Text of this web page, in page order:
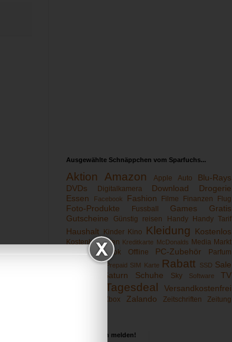
Ausgewählte Schnäppchen vom Sparfuchs...
Aktion Amazon Apple Auto
Blu-Rays
DVDs
Digitalkamera Download
Drogerie
Essen
Facebook Fashion Filme Finanzen Flug
Foto-Produkte Fussball Games
Gratis
Gutscheine
Günstig reisen Handy Handy Tarif
Haushalt Kinder Kino Kleidung Kostenlos
Kostenlos testen Kreditkarte McDonalds Media Markt
Notebook Offline PC-Zubehör
Parfum
PlayStation Prepaid SIM Karte Rabatt SSD Sale
Saturn Schuhe Sky Software
TV
Tagesdeal
Versandkostenfrei
Xbox Zalando Zeitschriften
Zeitung
Schnäppchen melden!